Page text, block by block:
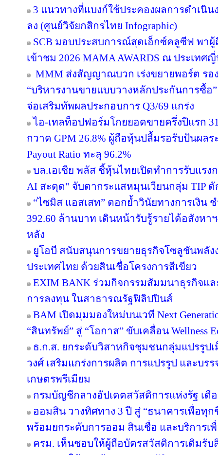
3 แนวทางที่แบงก์ใช้ประคองผลการดำเนิ
ลง (ศูนย์วิจัยกสิกรไทย Infographic)
SCB มอบประสบการณ์สุดเอ็กซ์คลูซีฟ พาผู้
เข้าชม 2026 MAMA AWARDS ณ ประเท
MMM ส่งสัญญาณบวก เร่งขยายพอร์ต รอ
“บริหารงานขายแบบวางหลักประกันการซื้อ
จ่อเสริมทัพผลประกอบการ Q3/69 แกร่ง
ไอ-เทลท็อปฟอร์มโกยยอดขายครึ่งปีแรก
กวาด GPM 26.8% ผู้ถือหุ้นปลื้มรอรับปันผล
Payout Ratio ทะลุ 96.2%
บล.เอเซีย พลัส ชี้หุ้นไทยเปิดทำการรับแร
AI สะดุด" จับตากระแสหมุนเวียนกลุ่ม TIP ดั
“ไซมิส แอสเสท” ตอกย้ำวินัยทางการเงิน
392.60 ล้านบาท เดินหน้ารับรู้รายได้อสังหา
หลัง
ยูโอบี สนับสนุนการขยายธุรกิจโซลูชันพลังง
ประเทศไทย ด้วยสินเชื่อโครงการสีเขียว
EXIM BANK ร่วมกิจกรรมสัมมนาธุรกิจแ
การลงทุน ในสาธารณรัฐฟิลิปปินส์
BAM เปิดมุมมองใหม่บนเวที Next
“สินทรัพย์” สู่ “โอกาส” ขับเคลื่อน Wellness
ธ.ก.ส. ยกระดับวิสาหกิจชุมชนกลุ่มแปรรูป
วงศ์ เสริมแกร่งการผลิต การแปรรูป และบ
เกษตรพรีเมียม
กรมบัญชีกลางอัปเดตสวัสดิการแห่งรัฐ เดื
ออมสิน วางทิศทาง 3 ปี สู่ “ธนาคารเพื่อทุ
พร้อมยกระดับการออม สินเชื่อ และบริการเ
ครม. เห็นชอบให้ผู้ถือบัตรสวัสดิการเดิมรับ